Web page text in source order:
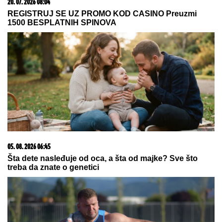
Jednu stvar danas treba STROGO IZBEGAVATI da
ne biste prizvali nesreću, kaže narodni običaji, a ova
MOLITVA donosi ogroman mir i blagoslov: Slavi se
SVETA PETKA TRNOVA
Voditeljki RTS-a TELO CELO U
MIŠIĆIMA, skinula se u bikini i
pokazala RASNE OBLINE Skroz joj
ŠOK U PROGRAMU UŽIVO!
Gledateljka tvrdi da joj je Asmin slao
gole slike, zapretila mu: "Vidimo se
na sudu, iskorišćavaš žene za pare"
by Aklamator